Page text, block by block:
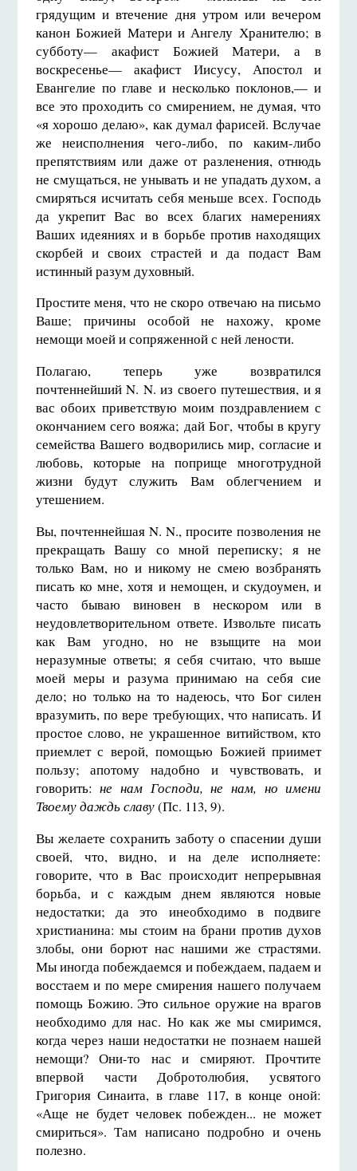
грядущим и втечение дня утром или вечером
канон Божией Матери и Ангелу Хранителю; в
субботу— акафист Божией Матери, а в
воскресенье— акафист Иисусу, Апостол и
Евангелие по главе и несколько поклонов,— и
все это проходить со смирением, не думая, что
«я хорошо делаю», как думал фарисей. Вслучае
же неисполнения чего-либо, по каким-либо
препятствиям или даже от разленения, отнюдь
не смущаться, не унывать и не упадать духом, а
смиряться исчитать себя меньше всех. Господь
да укрепит Вас во всех благих намерениях
Ваших идеяниях и в борьбе против находящих
скорбей и своих страстей и да подаст Вам
истинный разум духовный.
Простите меня, что не скоро отвечаю на письмо
Ваше; причины особой не нахожу, кроме
немощи моей и сопряженной с ней лености.
Полагаю, теперь уже возвратился
почтеннейший N. N. из своего путешествия, и я
вас обоих приветствую моим поздравлением с
окончанием сего вояжа; дай Бог, чтобы в кругу
семейства Вашего водворились мир, согласие и
любовь, которые на поприще многотрудной
жизни будут служить Вам облегчением и
утешением.
Вы, почтеннейшая N. N., просите позволения не
прекращать Вашу со мной переписку; я не
только Вам, но и никому не смею возбранять
писать ко мне, хотя и немощен, и скудоумен, и
часто бываю виновен в нескором или в
неудовлетворительном ответе. Извольте писать
как Вам угодно, но не взыщите на мои
неразумные ответы; я себя считаю, что выше
моей меры и разума принимаю на себя сие
дело; но только на то надеюсь, что Бог силен
вразумить, по вере требующих, что написать. И
простое слово, не украшенное витийством, кто
приемлет с верой, помощью Божией приимет
пользу; апотому надобно и чувствовать, и
говорить:не нам Господи, не нам, но имени
Твоему даждь славу(Пс. 113, 9).
Вы желаете сохранить заботу о спасении души
своей, что, видно, и на деле исполняете:
говорите, что в Вас происходит непрерывная
борьба, и с каждым днем являются новые
недостатки; да это инеобходимо в подвиге
христианина: мы стоим на брани против духов
злобы, они борют нас нашими же страстями.
Мы иногда побеждаемся и побеждаем, падаем и
восстаем и по мере смирения нашего получаем
помощь Божию. Это сильное оружие на врагов
необходимо для нас. Но как же мы смиримся,
когда через наши недостатки не познаем нашей
немощи? Они-то нас и смиряют. Прочтите
впервой части Добротолюбия, усвятого
Григория Синаита, в главе 117, в конце оной:
«Аще не будет человек побежден... не может
смириться». Там написано подробно и очень
полезно.